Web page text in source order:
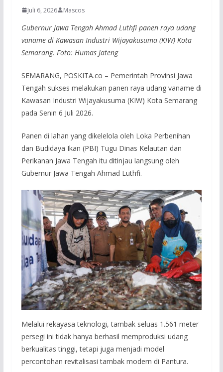
Juli 6, 2026 Mascos
Gubernur Jawa Tengah Ahmad Luthfi panen raya udang
vaname di Kawasan Industri Wijayakusuma (KIW) Kota
Semarang. Foto: Humas Jateng
SEMARANG, POSKITA.co – Pemerintah Provinsi Jawa
Tengah sukses melakukan panen raya udang vaname di
Kawasan Industri Wijayakusuma (KIW) Kota Semarang
pada Senin 6 Juli 2026.
Panen di lahan yang dikelelola oleh Loka Perbenihan
dan Budidaya Ikan (PBI) Tugu Dinas Kelautan dan
Perikanan Jawa Tengah itu ditinjau langsung oleh
Gubernur Jawa Tengah Ahmad Luthfi.
Melalui rekayasa teknologi, tambak seluas 1.561 meter
persegi ini tidak hanya berhasil memproduksi udang
berkualitas tinggi, tetapi juga menjadi model
percontohan revitalisasi tambak modern di Pantura.